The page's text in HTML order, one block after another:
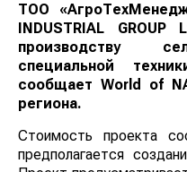
ТОО
INDUSTRIAL
производству
специальной
сообщает World of
региона.
Стоимость проекта
предполагается